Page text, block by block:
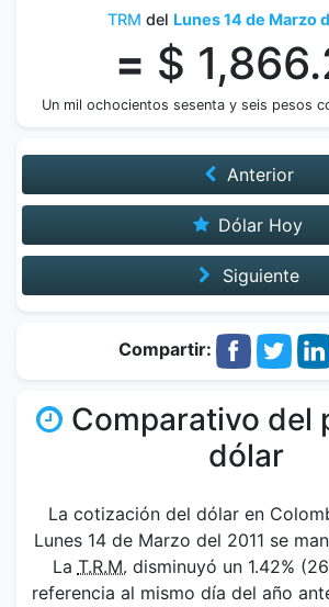
TRM del Lunes 14 de Marzo
= $
Un mil ochocientos sesenta y seis pesos
Anterior
Dólar Hoy
Siguiente
Compartir:
Comparativo del
dólar
La cotización del dólar en
Lunes 14 de Marzo del 2011 se
La T.R.M. disminuyó un 1.42%
referencia al mismo día del año